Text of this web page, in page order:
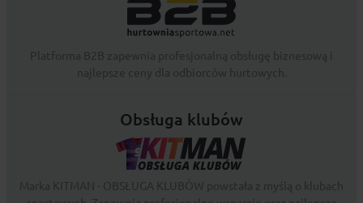
Obsługa klubów